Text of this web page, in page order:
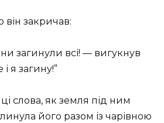
він закричав:
загинули всі! — вигукнув
я загину!”
слова, як земля під ним
його разом із чарівною